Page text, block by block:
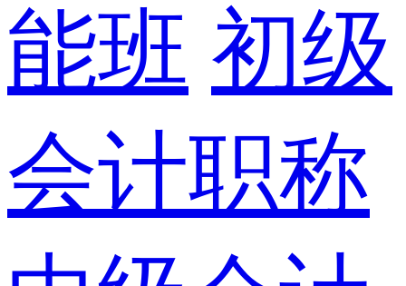
能班 初级
会计职称